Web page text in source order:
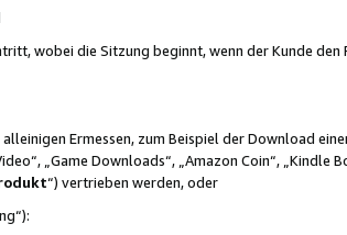
wobei die Sitzung beginnt, wenn der Kunde den
Ermessen, zum Beispiel der Download
„Game Downloads“, „Amazon Coin“, „Kindle
“) vertrieben werden, oder